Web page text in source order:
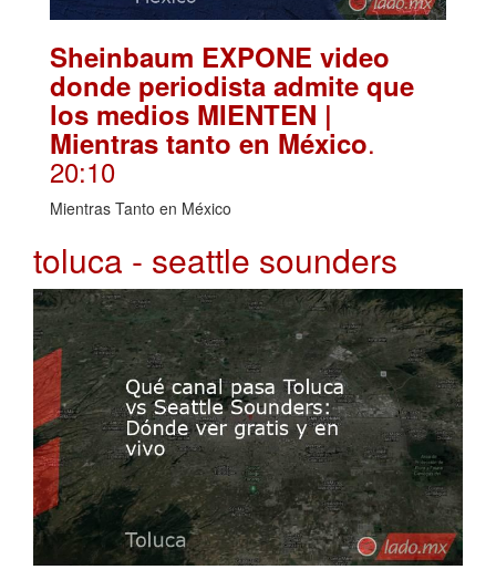
Sheinbaum EXPONE video
donde periodista admite que
los medios MIENTEN |
Mientras tanto en México.
20:10
Mientras Tanto en México
toluca - seattle sounders